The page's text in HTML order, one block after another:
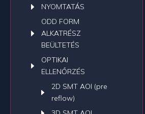
NYOMTATÁS
ODD FORM
ALKATRÉSZ
BEÜLTETÉS
OPTIKAI
ELLENŐRZÉS
2D SMT AOI (pre
reflow)